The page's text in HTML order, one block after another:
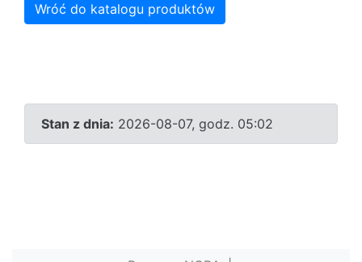
Wróć do katalogu produktów
Stan z dnia: 2026-08-07, godz. 05:02